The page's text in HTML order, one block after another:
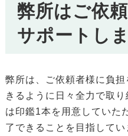
弊所はご依
サポートし
弊所は、ご依頼者様に負
きるように日々全力で取
は印鑑1本を用意していた
了できることを目指して